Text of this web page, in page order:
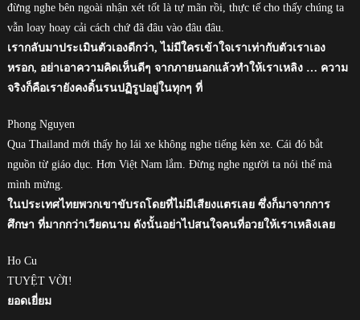
đừng nghe bên ngoài nhận xét tốt là tự mãn rồi, thực tế cho thấy chúng ta
vẫn loay hoay cải cách chứ đã đâu vào đâu đâu.
เรากลับมาประเมินตัวเองดีกว่า, ไม่มีใครเข้าใจเราเท่ากับตัวเราเอง
หรอก, อย่าเอาความคิดเห็นดีๆ จากภายนอกแล้วทำให้เราเหลิง … ความ
จริงก็คือเรายังคงดิ้นรนปฏิรูปอยู่ในทุกๆ ที่
Phong Nguyen
Qua Thailand mới thấy họ lái xe không nghe tiếng kèn xe. Cái đó bắt
nguồn từ giáo dục. Hơn Việt Nam lắm. Đừng nghe người ta nói thế mà
mình mừng.
ในประเทศไทยพวกเขาขับรถโดยที่ไม่มีเสียงแตรเลย ซึ่งก็มาจากการ
ศึกษา ที่มากกว่าเวียดนาม ดังนั้นอย่าไปสนใจคนที่อวยให้เราเหลิงเลย
Ho Cu
TUYỆT VỜI!
ยอดเยี่ยม